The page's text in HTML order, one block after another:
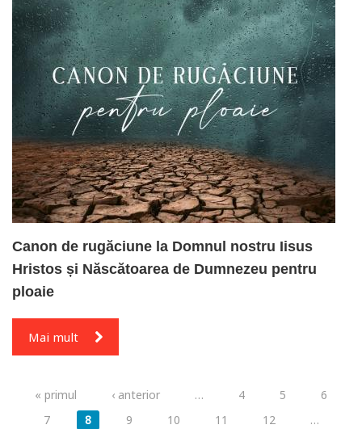
Canon de rugăciune la Domnul nostru Iisus
Hristos și Născătoarea de Dumnezeu pentru
ploaie
Mai mult
Pagini
« primul ‹ anterior … 4 5
6
7
8 9 10 11 12
…